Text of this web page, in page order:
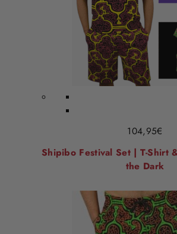
104,95€
Shipibo Festival Set | T-Shirt
the Dark